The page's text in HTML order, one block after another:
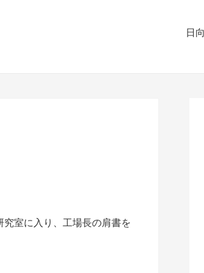
日
室に入り、工場長の肩書を